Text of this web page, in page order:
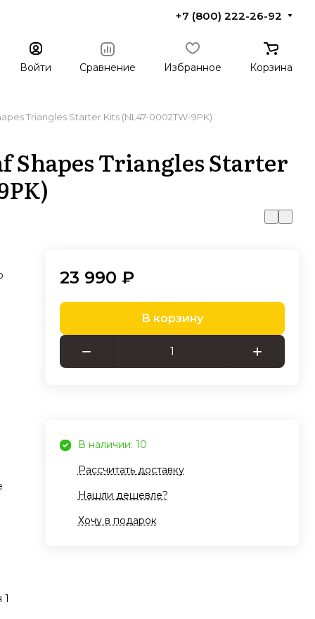
+7 (800) 222-26-92
Войти Сравнение Избранное Корзина
Triangles Starter Kits (NL47-0002TW-9PK)
Triangles Starter
23 990 ₽
В корзину
В наличии: 10
Рассчитать доставку
Нашли дешевле?
Хочу в подарок